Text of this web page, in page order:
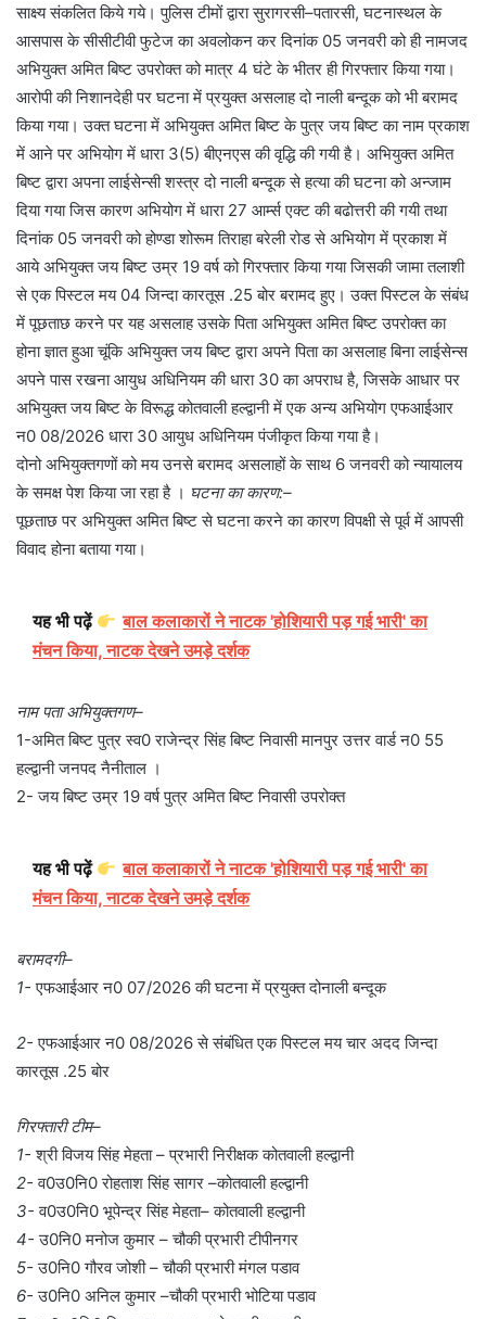
साक्ष्य संकलित किये गये। पुलिस टीमों द्वारा सुरागरसी–पतारसी, घटनास्थल के
आसपास के सीसीटीवी फुटेज का अवलोकन कर दिनांक 05 जनवरी को ही नामजद
अभियुक्त अमित बिष्ट उपरोक्त को मात्र 4 घंटे के भीतर ही गिरफ्तार किया गया।
आरोपी की निशानदेही पर घटना में प्रयुक्त असलाह दो नाली बन्दूक को भी बरामद
किया गया। उक्त घटना में अभियुक्त अमित बिष्ट के पुत्र जय बिष्ट का नाम प्रकाश
में आने पर अभियोग में धारा 3(5) बीएनएस की वृद्धि की गयी है। अभियुक्त अमित
बिष्ट द्वारा अपना लाईसेन्सी शस्त्र दो नाली बन्दूक से हत्या की घटना को अन्जाम
दिया गया जिस कारण अभियोग में धारा 27 आर्म्स एक्ट की बढोत्तरी की गयी तथा
दिनांक 05 जनवरी को होण्डा शोरूम तिराहा बरेली रोड से अभियोग में प्रकाश में
आये अभियुक्त जय बिष्ट उम्र 19 वर्ष को गिरफ्तार किया गया जिसकी जामा तलाशी
से एक पिस्टल मय 04 जिन्दा कारतूस .25 बोर बरामद हुए। उक्त पिस्टल के संबंध
में पूछताछ करने पर यह असलाह उसके पिता अभियुक्त अमित बिष्ट उपरोक्त का
होना ज्ञात हुआ चूंकि अभियुक्त जय बिष्ट द्वारा अपने पिता का असलाह बिना लाईसेन्स
अपने पास रखना आयुध अधिनियम की धारा 30 का अपराध है, जिसके आधार पर
अभियुक्त जय बिष्ट के विरूद्ध कोतवाली हल्द्वानी में एक अन्य अभियोग एफआईआर
न0 08/2026 धारा 30 आयुध अधिनियम पंजीकृत किया गया है।
दोनो अभियुक्तगणों को मय उनसे बरामद असलाहों के साथ 6 जनवरी को न्यायालय
के समक्ष पेश किया जा रहा है । घटना का कारण:–
पूछताछ पर अभियुक्त अमित बिष्ट से घटना करने का कारण विपक्षी से पूर्व में आपसी
विवाद होना बताया गया।
यह भी पढ़ें
बाल कलाकारों ने नाटक 'होशियारी पड़ गई भारी' का
मंचन किया, नाटक देखने उमड़े दर्शक
नाम पता अभियुक्तगण–
1-अमित बिष्ट पुत्र स्व0 राजेन्द्र सिंह बिष्ट निवासी मानपुर उत्तर वार्ड न0 55
हल्द्वानी जनपद नैनीताल ।
2- जय बिष्ट उम्र 19 वर्ष पुत्र अमित बिष्ट निवासी उपरोक्त
यह भी पढ़ें
बाल कलाकारों ने नाटक 'होशियारी पड़ गई भारी' का
मंचन किया, नाटक देखने उमड़े दर्शक
बरामदगी–
1- एफआईआर न0 07/2026 की घटना में प्रयुक्त दोनाली बन्दूक
2- एफआईआर न0 08/2026 से संबंधित एक पिस्टल मय चार अदद जिन्दा
कारतूस .25 बोर
गिरफ्तारी टीम–
1- श्री विजय सिंह मेहता – प्रभारी निरीक्षक कोतवाली हल्द्वानी
2- व0उ0नि0 रोहताश सिंह सागर –कोतवाली हल्द्वानी
3- व0उ0नि0 भूपेन्द्र सिंह मेहता– कोतवाली हल्द्वानी
4- उ0नि0 मनोज कुमार – चौकी प्रभारी टीपीनगर
5- उ0नि0 गौरव जोशी – चौकी प्रभारी मंगल पडाव
6- उ0नि0 अनिल कुमार –चौकी प्रभारी भोटिया पडाव